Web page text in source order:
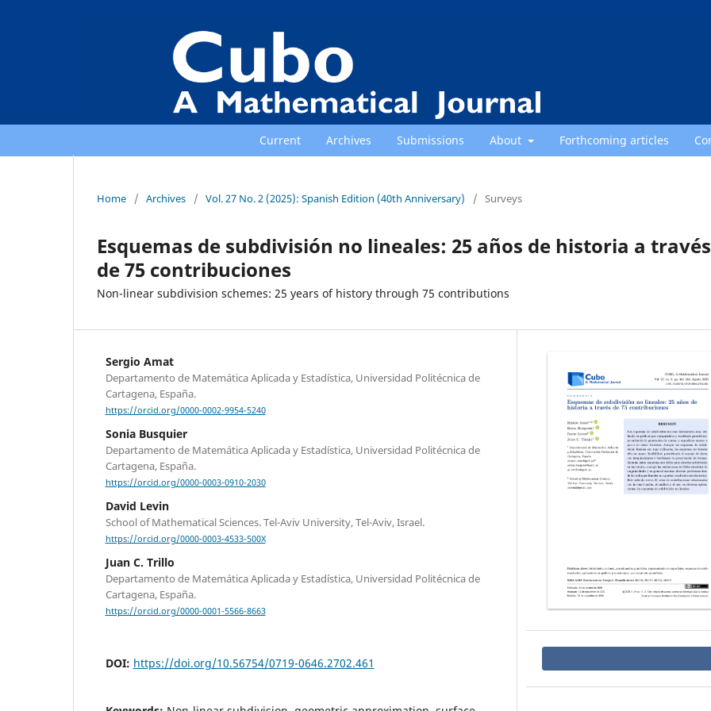
Current Archives Submissions About Forthcoming articles
Home / Archives / Vol. 27 No. 2 (2025): Spanish Edition (40th Anniversary) / Surveys
Esquemas de subdivisión no lineales: 25 años de historia a través
de 75 contribuciones
Non-linear subdivision schemes: 25 years of history through 75 contributions
Sergio Amat
Departamento de Matemática Aplicada y Estadística, Universidad Politécnica de
Cartagena, España.
https://orcid.org/0000-0002-9954-5240
Sonia Busquier
Departamento de Matemática Aplicada y Estadística, Universidad Politécnica de
Cartagena, España.
https://orcid.org/0000-0003-0910-2030
David Levin
School of Mathematical Sciences. Tel-Aviv University, Tel-Aviv, Israel.
https://orcid.org/0000-0003-4533-500X
Juan C. Trillo
Departamento de Matemática Aplicada y Estadística, Universidad Politécnica de
Cartagena, España.
https://orcid.org/0000-0001-5566-8663
DOI: https://doi.org/10.56754/0719-0646.2702.461